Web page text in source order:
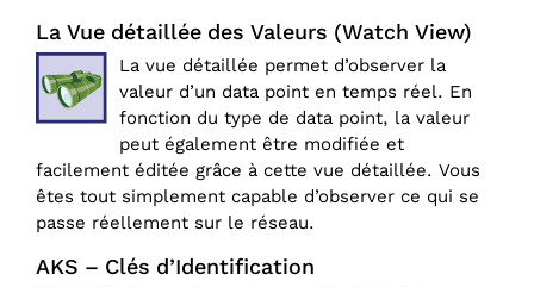
La Vue détaillée des Valeurs (Watch View)
La vue détaillée permet d’observer la
valeur d’un data point en temps réel. En
fonction du type de data point, la valeur
peut également être modifiée et
facilement éditée grâce à cette vue détaillée. Vous
êtes tout simplement capable d’observer ce qui se
passe réellement sur le réseau.
AKS – Clés d’Identification